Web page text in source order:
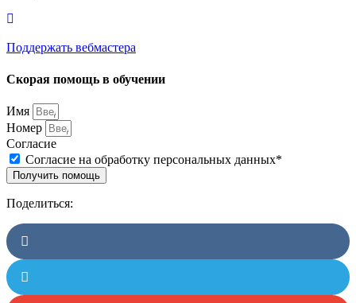
Поддержать вебмастера
Скорая помощь в обучении
Имя
Номер
Согласие
Согласие на обработку персональных данных*
Получить помощь
Поделиться: